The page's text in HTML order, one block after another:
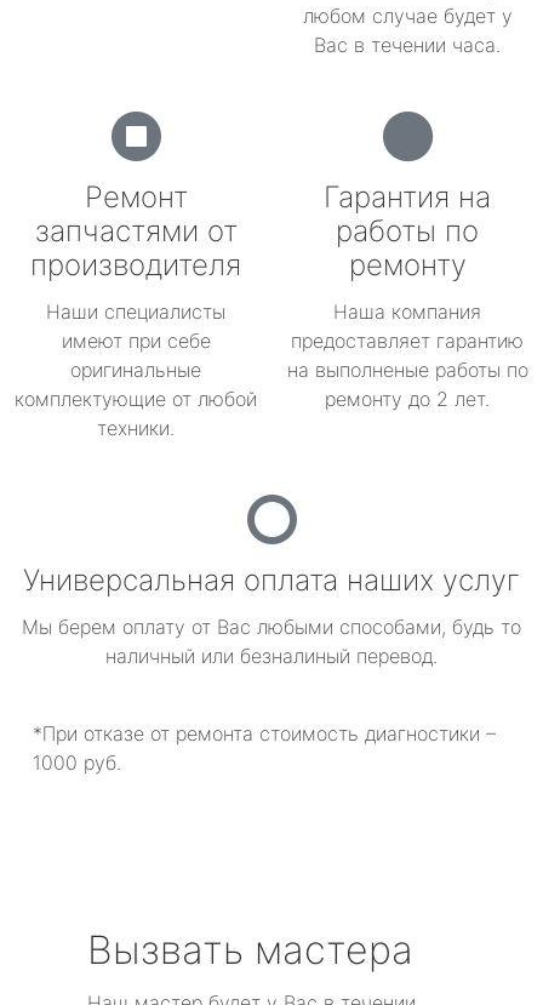
любом случае будет у
Вас в течении часа.
Ремонт
запчастями от
производителя
Наши специалисты
имеют при себе
оригинальные
комплектующие от любой
техники.
Гарантия на
работы по
ремонту
Наша компания
предоставляет гарантию
на выполненые работы по
ремонту до 2 лет.
Универсальная оплата наших услуг
Мы берем оплату от Вас любыми способами, будь то
наличный или безналиный перевод.
*При отказе от ремонта стоимость диагностики –
1000 руб.
Вызвать мастера